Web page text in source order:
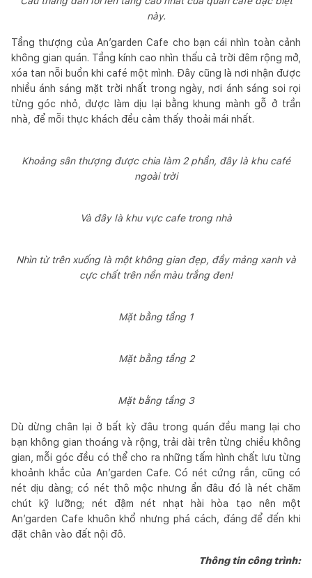
này.
Tầng thượng của An’garden Cafe cho bạn cái nhìn toàn cảnh
không gian quán. Tầng kính cao nhìn thấu cả trời đêm rộng mở,
xóa tan nỗi buồn khi café một mình. Đây cũng là nơi nhận được
nhiều ánh sáng mặt trời nhất trong ngày, nơi ánh sáng soi rọi
từng góc nhỏ, được làm dịu lại bằng khung mành gỗ ở trần
nhà, để mỗi thực khách đều cảm thấy thoải mái nhất.
Khoảng sân thượng được chia làm 2 phần, đây là khu café
ngoài trời
Và đây là khu vực cafe trong nhà
Nhìn từ trên xuống là một không gian đẹp, đầy mảng xanh và
cực chất trên nền màu trắng đen!
Mặt bằng tầng 1
Mặt bằng tầng 2
Mặt bằng tầng 3
Dù dừng chân lại ở bất kỳ đâu trong quán đều mang lại cho
bạn không gian thoáng và rộng, trải dài trên từng chiều không
gian, mỗi góc đều có thể cho ra những tấm hình chất lưu từng
khoảnh khắc của An’garden Cafe. Có nét cứng rắn, cũng có
nét dịu dàng; có nét thô mộc nhưng ẩn đâu đó là nét chăm
chút kỹ lưỡng; nét đậm nét nhạt hài hòa tạo nên một
An’garden Cafe khuôn khổ nhưng phá cách, đáng để đến khi
đặt chân vào đất nội đô.
Thông tin công trình: